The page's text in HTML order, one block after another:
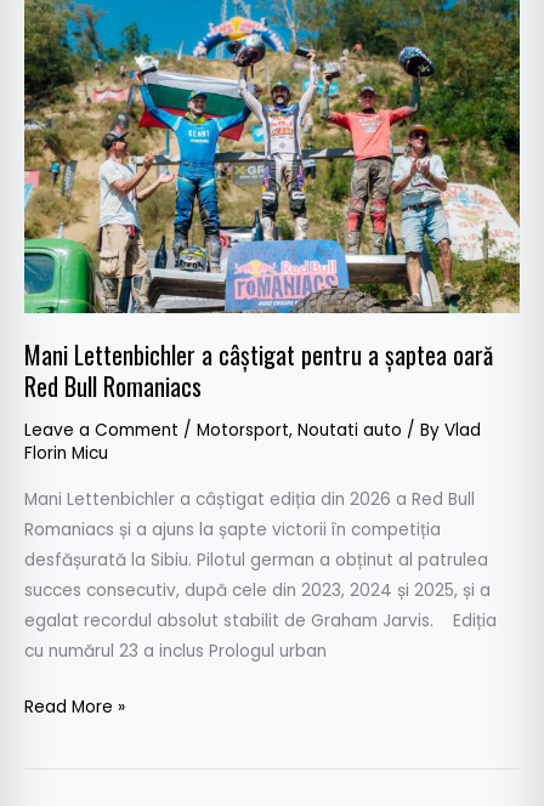
Mani Lettenbichler a câștigat pentru a șaptea oară
Red Bull Romaniacs
Leave a Comment / Motorsport, Noutati auto / By Vlad
Florin Micu
Mani Lettenbichler a câștigat ediția din 2026 a Red Bull
Romaniacs și a ajuns la șapte victorii în competiția
desfășurată la Sibiu. Pilotul german a obținut al patrulea
succes consecutiv, după cele din 2023, 2024 și 2025, și a
egalat recordul absolut stabilit de Graham Jarvis. Ediția
cu numărul 23 a inclus Prologul urban
Lettenbichler
a
câștigat
pentru
a
șaptea
oară
Red
Bull
Romaniacs
Read More »